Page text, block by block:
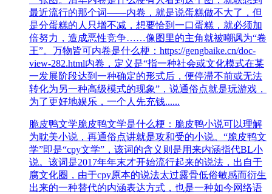
最近流行的那个词——内卷，就是说蛋糕做不大了，但
是分蛋糕的人只增不减，想要恰到一口蛋糕，就必须加
倍努力，造成恶性竞争……像图里的主角就被嘲讽为“卷
王”。万物皆可内卷是什么梗：https://gengbaike.cn/doc-
view-282.html内卷，定义是“指一种社会或文化模式在某
一发展阶段达到一种确定的形式后，便停滞不前或无法
转化为另一种高级模式的现象”，说通俗点就是玩游戏，
为了更好地娱乐，一个人先充钱......
脆皮鸭文学脆皮鸭文学是什么梗：脆皮鸭小说可以理解
为耽美小说，再通俗点讲就是攻和受的小说。“脆皮鸭文
学”即是“cpy文学”，该词的含义则是用来内涵指代BL小
说。该词是2017年年末才开始流行起来的说法，出自于
腐文化圈，由于cpy原本的说法太过露骨低俗敏感而衍生
出来的一种替代的内涵表达方式，也是一种如今网络语